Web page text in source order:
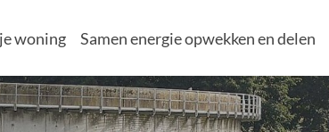
woning Samen energie opwekken en delen